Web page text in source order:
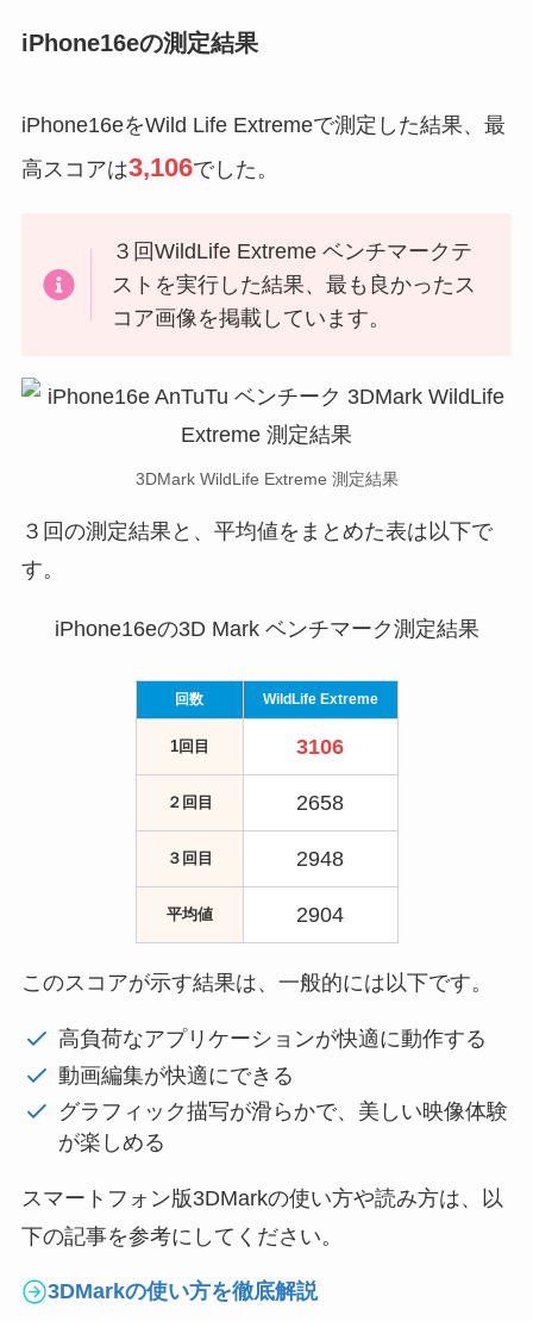
iPhone16eの測定結果
iPhone16eをWild Life Extremeで測定した結果、最
高スコアは3,106でした。
３回WildLife Extreme ベンチマークテ
ストを実行した結果、最も良かったス
コア画像を掲載しています。
3DMark WildLife Extreme 測定結果
３回の測定結果と、平均値をまとめた表は以下で
す。
iPhone16eの3D Mark ベンチマーク測定結果
回数 WildLife Extreme
1回目 3106
２回目 2658
３回目 2948
平均値 2904
このスコアが示す結果は、一般的には以下です。
高負荷なアプリケーションが快適に動作する
動画編集が快適にできる
グラフィック描写が滑らかで、美しい映像体験
が楽しめる
スマートフォン版3DMarkの使い方や読み方は、以
下の記事を参考にしてください。
3DMarkの使い方を徹底解説